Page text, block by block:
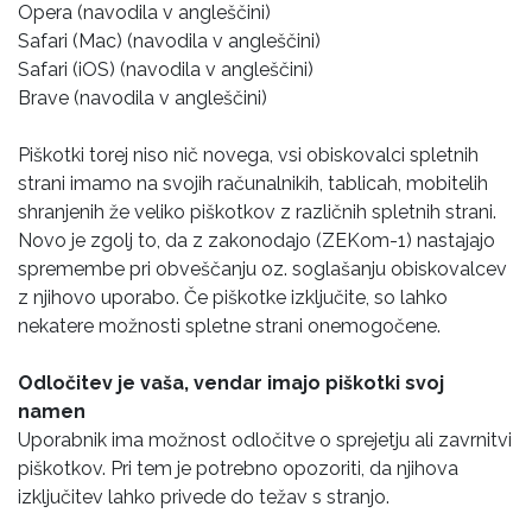
Opera (navodila v angleščini)
Safari (Mac) (navodila v angleščini)
Safari (iOS) (navodila v angleščini)
Brave (navodila v angleščini)
Piškotki torej niso nič novega, vsi obiskovalci spletnih
strani imamo na svojih računalnikih, tablicah, mobitelih
shranjenih že veliko piškotkov z različnih spletnih strani.
Novo je zgolj to, da z zakonodajo (ZEKom-1) nastajajo
spremembe pri obveščanju oz. soglašanju obiskovalcev
z njihovo uporabo. Če piškotke izključite, so lahko
nekatere možnosti spletne strani onemogočene.
Odločitev je vaša, vendar imajo piškotki svoj
namen
Uporabnik ima možnost odločitve o sprejetju ali zavrnitvi
piškotkov. Pri tem je potrebno opozoriti, da njihova
izključitev lahko privede do težav s stranjo.